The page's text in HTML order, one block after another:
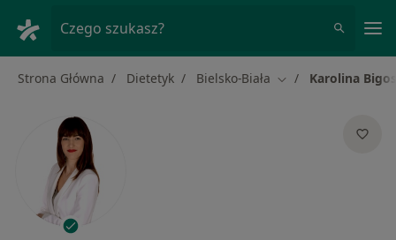
Czego szukasz?
Strona Główna Dietetyk Bielsko-Biała Zmień miasto
Karolina Bigos